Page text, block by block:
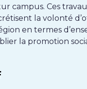
campus. Ces
la volonté
en termes
la promotion
LinkedIn
sur Twitter